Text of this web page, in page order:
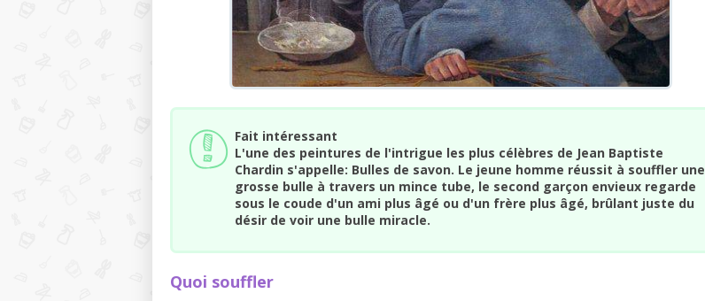
Fait intéressant
L'une des peintures de l'intrigue les plus célèbres de Jean Baptiste
Chardin s'appelle: Bulles de savon. Le jeune homme réussit à souffler une
grosse bulle à travers un mince tube, le second garçon envieux regarde
sous le coude d'un ami plus âgé ou d'un frère plus âgé, brûlant juste du
désir de voir une bulle miracle.
Quoi souffler